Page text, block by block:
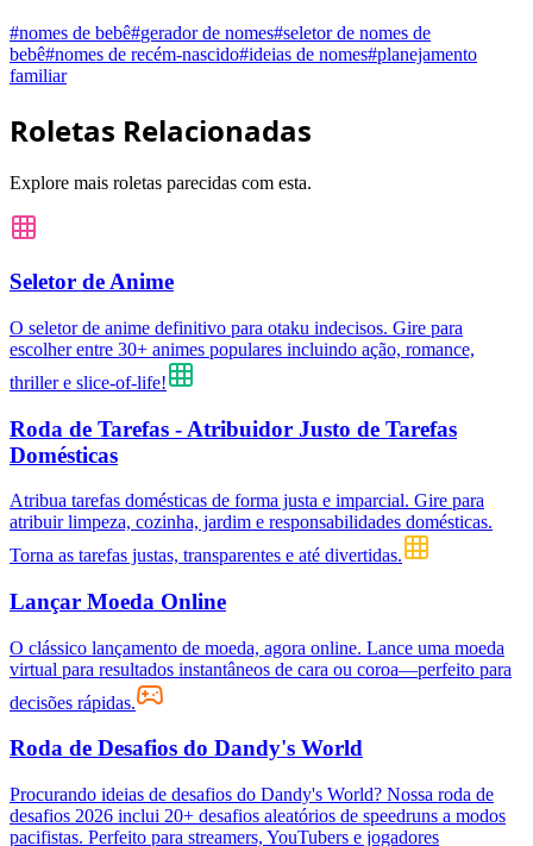
#nomes de bebê#gerador de nomes#seletor de nomes de
bebê#nomes de recém-nascido#ideias de nomes#planejamento
familiar
Roletas Relacionadas
Explore mais roletas parecidas com esta.
Seletor de Anime
O seletor de anime definitivo para otaku indecisos. Gire para
escolher entre 30+ animes populares incluindo ação, romance,
thriller e slice-of-life!
Roda de Tarefas - Atribuidor Justo de Tarefas
Domésticas
Atribua tarefas domésticas de forma justa e imparcial. Gire para
atribuir limpeza, cozinha, jardim e responsabilidades domésticas.
Torna as tarefas justas, transparentes e até divertidas.
Lançar Moeda Online
O clássico lançamento de moeda, agora online. Lance uma moeda
virtual para resultados instantâneos de cara ou coroa—perfeito para
decisões rápidas.
Roda de Desafios do Dandy's World
Procurando ideias de desafios do Dandy's World? Nossa roda de
desafios 2026 inclui 20+ desafios aleatórios de speedruns a modos
pacifistas. Perfeito para streamers, YouTubers e jogadores